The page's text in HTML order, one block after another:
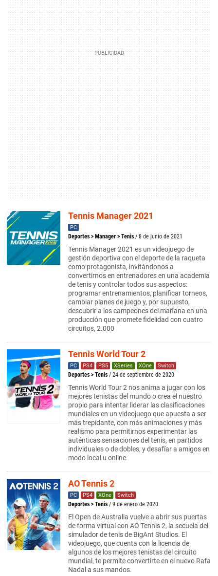
Tennis Manager 2021
PC
Deportes > Manager > Tenis / 8 de junio de 2021
Tennis Manager 2021 es un videojuego de
gestión deportiva con el deporte de la raqueta
como protagonista, invitándonos a
convertirnos en entrenadores en una academia
de tenis y controlar todos sus aspectos:
programar entrenamientos, planificar torneos,
cambiar planes de juego y, por supuesto,
descubrir a los campeones del mañana en una
producción que promete fidelidad con cuatro
circuitos, 2.000
Tennis World Tour 2
PC PS4 PS5 XSeries XOne Switch
Deportes > Tenis / 24 de septiembre de 2020
Tennis World Tour 2 nos anima a jugar con los
mejores tenistas del mundo o crea el nuestro
propio para intentar liderar las clasificaciones
mundiales en un videojuego que apuesta a ser
más trepidante, con más animaciones y más
realismo para permitirnos experimentar las
auténticas sensaciones del tenis, en partidos
individuales o de dobles, y desafíar a amigos en
modo local u online.
AO Tennis 2
PC PS4 XOne Switch
Deportes > Tenis / 9 de enero de 2020
El Open de Australia vuelve a abrir sus puertas
de forma virtual con AO Tennis 2, la secuela del
simulador de tenis de BigAnt Studios. El
videojuego, que cuenta con la licencia de
algunos de los mejores tenistas del circuito
mundial, te permite convertirte en el nuevo Rafa
Nadal a sus mandos.